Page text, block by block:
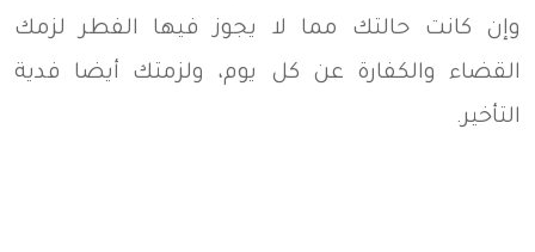
وإن كانت حالتك مما لا يجوز فيها الفطر لزمك
القضاء والكفارة عن كل يوم، ولزمتك أيضا فدية
التأخير.